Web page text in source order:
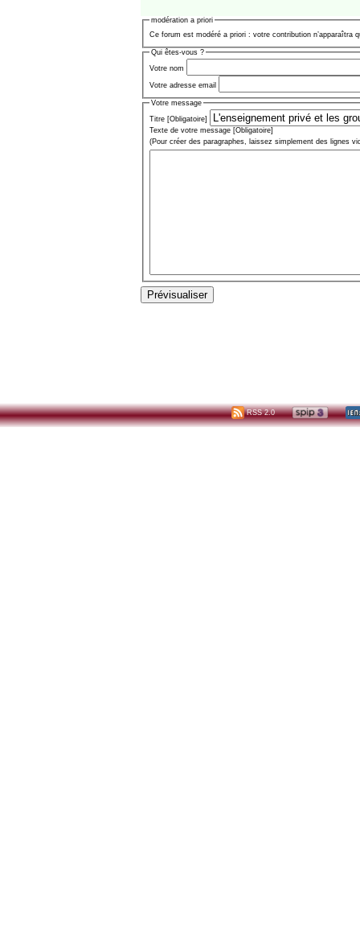
modération a priori
Ce forum est modéré a priori : votre contribution n’apparaîtra
Qui êtes-vous ?
Votre nom
Votre adresse email
Votre message
Titre [Obligatoire]
Texte de votre message [Obligatoire]
(Pour créer des paragraphes, laissez simplement des lignes
RSS 2.0